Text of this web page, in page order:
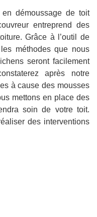
démoussage de toit
entreprend des
Grâce à l’outil de
méthodes que nous
seront facilement
après notre
à cause des mousses
mettons en place des
soin de votre toit.
des interventions